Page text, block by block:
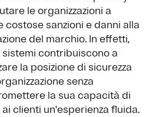
le organizzazioni a
costose sanzioni e danni alla
del marchio. In effetti,
contribuiscono a
la posizione di sicurezza
senza
la sua capacità di
clienti un'esperienza fluida.